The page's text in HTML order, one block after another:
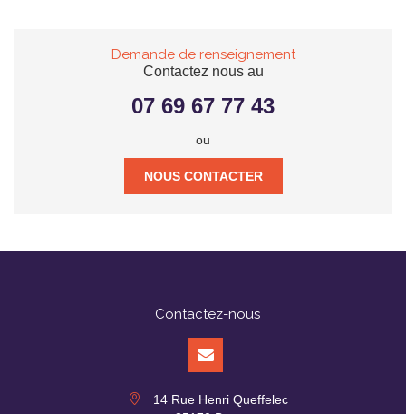
Demande de renseignement
Contactez nous au
07 69 67 77 43
ou
NOUS CONTACTER
Contactez-nous
14 Rue Henri Queffelec